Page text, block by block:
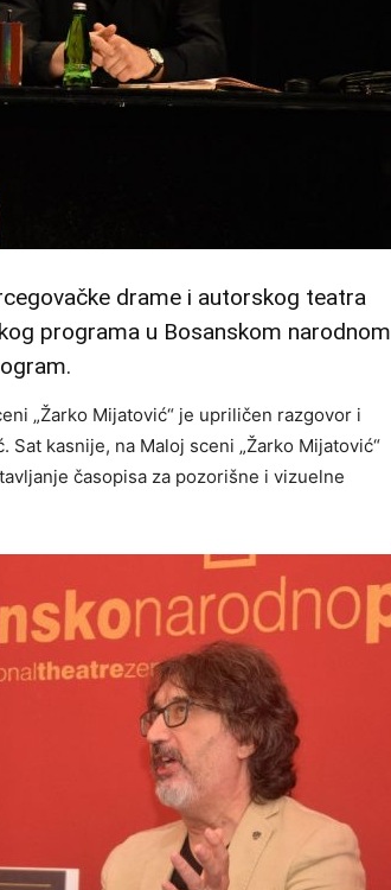
drame i autorskog teatra
programa u Bosanskom narodnom
„Žarko Mijatović“ je upriličen razgovor i
kasnije, na Maloj sceni „Žarko Mijatović“
časopisa za pozorišne i vizuelne